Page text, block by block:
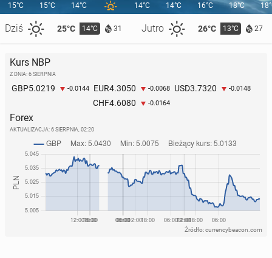
15°C
Dziś 25°C 14°C 31 Jutro 26°C 13°C 27
15°C 14°C 14°C 14°C 16°C 18°C
Kurs NBP
Z DNIA: 6 SIERPNIA
GBP5.0219 -0.0144 EUR4.3050 -0.0068 USD3.7320 -0.0148
CHF4.6080 -0.0164
Forex
AKTUALIZACJA: 6 SIERPNIA, 02:20
Źródło: currencybeacon.com